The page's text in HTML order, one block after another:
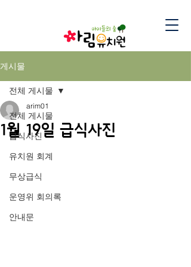
게시물
전체 게시물
급식사진
유치원 회계
무상급식
운영위 회의록
안내문
전체 게시물
1월 19일 급식사진
arim01